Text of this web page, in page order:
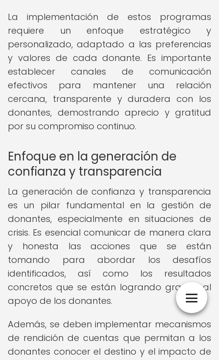
La implementación de estos programas
requiere un enfoque estratégico y
personalizado, adaptado a las preferencias
y valores de cada donante. Es importante
establecer canales de comunicación
efectivos para mantener una relación
cercana, transparente y duradera con los
donantes, demostrando aprecio y gratitud
por su compromiso continuo.
Enfoque en la generación de
confianza y transparencia
La generación de confianza y transparencia
es un pilar fundamental en la gestión de
donantes, especialmente en situaciones de
crisis. Es esencial comunicar de manera clara
y honesta las acciones que se están
tomando para abordar los desafíos
identificados, así como los resultados
concretos que se están logrando gracias al
apoyo de los donantes.
Además, se deben implementar mecanismos
de rendición de cuentas que permitan a los
donantes conocer el destino y el impacto de